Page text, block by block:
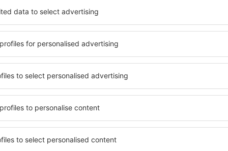
Funchal
43EUR
Mostrar mais ofertas